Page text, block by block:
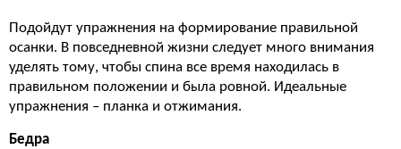
Подойдут упражнения на формирование правильной
осанки. В повседневной жизни следует много внимания
уделять тому, чтобы спина все время находилась в
правильном положении и была ровной. Идеальные
упражнения – планка и отжимания.
Бедра